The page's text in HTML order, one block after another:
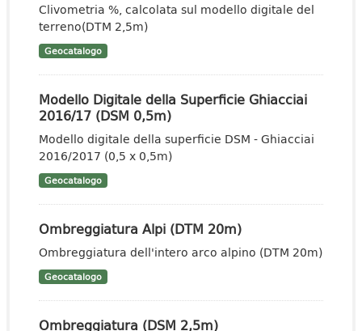
Clivometria %, calcolata sul modello digitale del
terreno(DTM 2,5m)
Geocatalogo
Modello Digitale della Superficie Ghiacciai
2016/17 (DSM 0,5m)
Modello digitale della superficie DSM - Ghiacciai
2016/2017 (0,5 x 0,5m)
Geocatalogo
Ombreggiatura Alpi (DTM 20m)
Ombreggiatura dell'intero arco alpino (DTM 20m)
Geocatalogo
Ombreggiatura (DSM 2,5m)